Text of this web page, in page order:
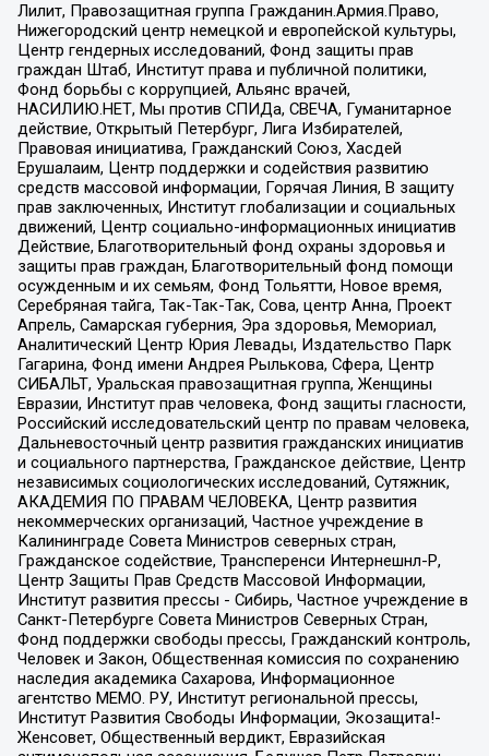
Лилит, Правозащитная группа Гражданин.Армия.Право,
Нижегородский центр немецкой и европейской культуры,
Центр гендерных исследований, Фонд защиты прав
граждан Штаб, Институт права и публичной политики,
Фонд борьбы с коррупцией, Альянс врачей,
НАСИЛИЮ.НЕТ, Мы против СПИДа, СВЕЧА, Гуманитарное
действие, Открытый Петербург, Лига Избирателей,
Правовая инициатива, Гражданский Союз, Хасдей
Ерушалаим, Центр поддержки и содействия развитию
средств массовой информации, Горячая Линия, В защиту
прав заключенных, Институт глобализации и социальных
движений, Центр социально-информационных инициатив
Действие, Благотворительный фонд охраны здоровья и
защиты прав граждан, Благотворительный фонд помощи
осужденным и их семьям, Фонд Тольятти, Новое время,
Серебряная тайга, Так-Так-Так, Сова, центр Анна, Проект
Апрель, Самарская губерния, Эра здоровья, Мемориал,
Аналитический Центр Юрия Левады, Издательство Парк
Гагарина, Фонд имени Андрея Рылькова, Сфера, Центр
СИБАЛЬТ, Уральская правозащитная группа, Женщины
Евразии, Институт прав человека, Фонд защиты гласности,
Российский исследовательский центр по правам человека,
Дальневосточный центр развития гражданских инициатив
и социального партнерства, Гражданское действие, Центр
независимых социологических исследований, Сутяжник,
АКАДЕМИЯ ПО ПРАВАМ ЧЕЛОВЕКА, Центр развития
некоммерческих организаций, Частное учреждение в
Калининграде Совета Министров северных стран,
Гражданское содействие, Трансперенси Интернешнл-Р,
Центр Защиты Прав Средств Массовой Информации,
Институт развития прессы - Сибирь, Частное учреждение в
Санкт-Петербурге Совета Министров Северных Стран,
Фонд поддержки свободы прессы, Гражданский контроль,
Человек и Закон, Общественная комиссия по сохранению
наследия академика Сахарова, Информационное
агентство МЕМО. РУ, Институт региональной прессы,
Институт Развития Свободы Информации, Экозащита!-
Женсовет, Общественный вердикт, Евразийская